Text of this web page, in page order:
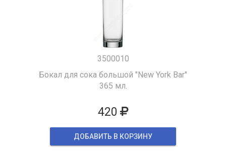
3500010
Бокал для сока большой "New York Bar"
365 мл.
420
ДОБАВИТЬ В КОРЗИНУ